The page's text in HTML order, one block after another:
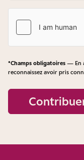
*Champs obligatoires — En
reconnaissez avoir pris